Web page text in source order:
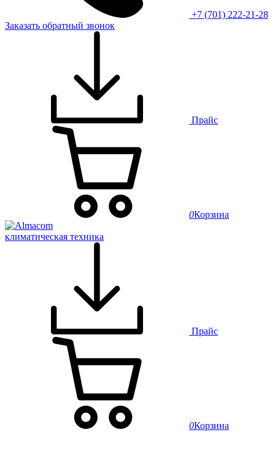
+7 (701) 222-21-28
Заказать обратный звонок
Прайс
0Корзина
климатическая техника
Прайс
0Корзина